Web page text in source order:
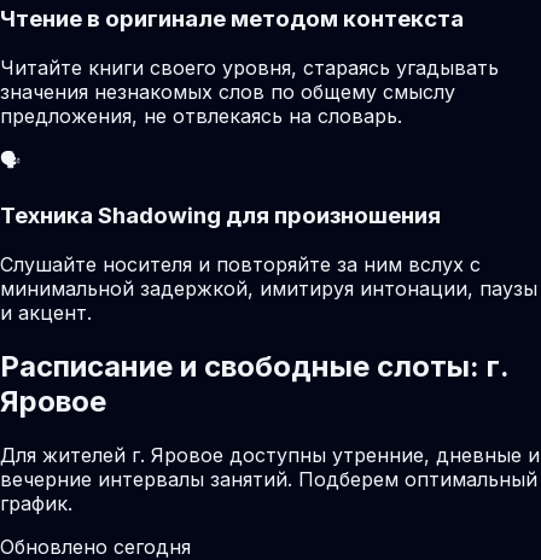
Чтение в оригинале методом контекста
Читайте книги своего уровня, стараясь угадывать
значения незнакомых слов по общему смыслу
предложения, не отвлекаясь на словарь.
🗣️
Техника Shadowing для произношения
Слушайте носителя и повторяйте за ним вслух с
минимальной задержкой, имитируя интонации, паузы
и акцент.
Расписание и свободные слоты: г.
Яровое
Для жителей г. Яровое доступны утренние, дневные и
вечерние интервалы занятий. Подберем оптимальный
график.
Обновлено сегодня